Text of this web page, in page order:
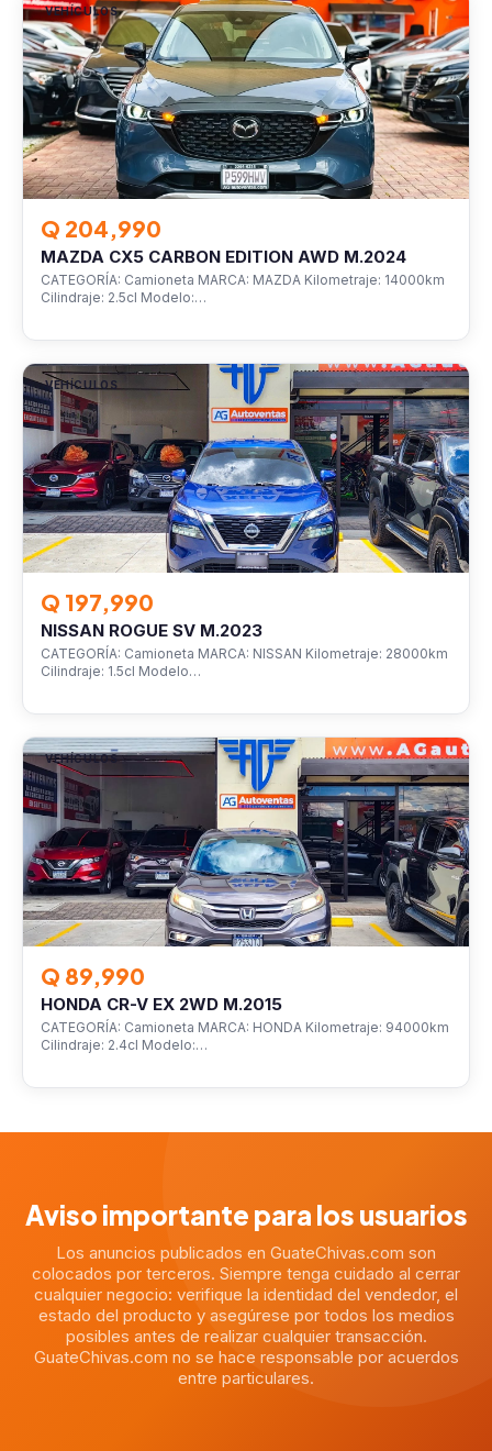
VEHÍCULOS
Q 204,990
MAZDA CX5 CARBON EDITION AWD M.2024
CATEGORÍA: Camioneta MARCA: MAZDA Kilometraje: 14000km
Cilindraje: 2.5cl Modelo:…
VEHÍCULOS
Q 197,990
NISSAN ROGUE SV M.2023
CATEGORÍA: Camioneta MARCA: NISSAN Kilometraje: 28000km
Cilindraje: 1.5cl Modelo…
VEHÍCULOS
Q 89,990
HONDA CR-V EX 2WD M.2015
CATEGORÍA: Camioneta MARCA: HONDA Kilometraje: 94000km
Cilindraje: 2.4cl Modelo:…
Aviso importante para los usuarios
Los anuncios publicados en GuateChivas.com son
colocados por terceros. Siempre tenga cuidado al cerrar
cualquier negocio: verifique la identidad del vendedor, el
estado del producto y asegúrese por todos los medios
posibles antes de realizar cualquier transacción.
GuateChivas.com no se hace responsable por acuerdos
entre particulares.